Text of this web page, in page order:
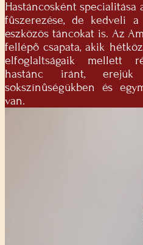
Hastáncosként specialitása
fűszerezése, de kedveli
eszközös táncokat is. Az
fellépő csapata, akik
elfoglaltságaik mellett
hastánc iránt, erejük
sokszínűségükben és
van.